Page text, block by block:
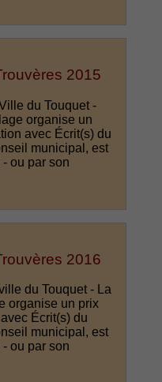
2015
du Touquet -
organise un
avec Écrit(s) du
municipal, est
ou par son
2016
du Touquet - La
organise un prix
Écrit(s) du
municipal, est
ou par son